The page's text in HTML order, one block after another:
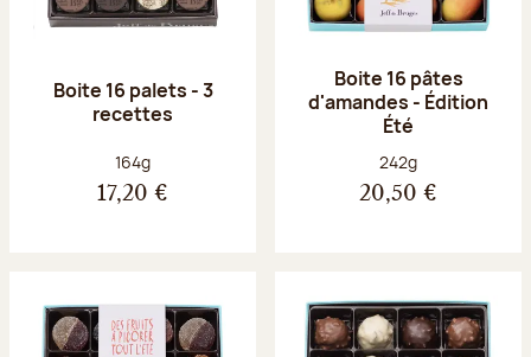
Boite 16 palets - 3
recettes
Poids net :
164g
17,20 €
Boite 16 pâtes
d'amandes - Édition
Été
Poids net :
242g
20,50 €